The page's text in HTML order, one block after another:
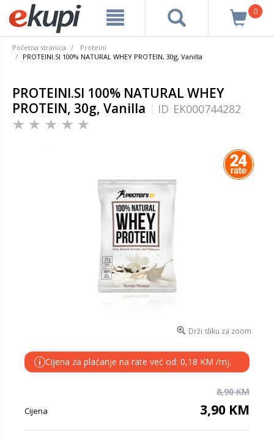
0
Početna stranica
Proteini
PROTEINI.SI 100% NATURAL WHEY PROTEIN, 30g, Vanilla
PROTEINI.SI 100% NATURAL WHEY
PROTEIN, 30g, Vanilla
ID EK000744282
Drži sliku za zoom
i Cijena za plaćanje na rate već od: 0,18 KM /mj.
8,90 KM
Cijena 3,90 KM